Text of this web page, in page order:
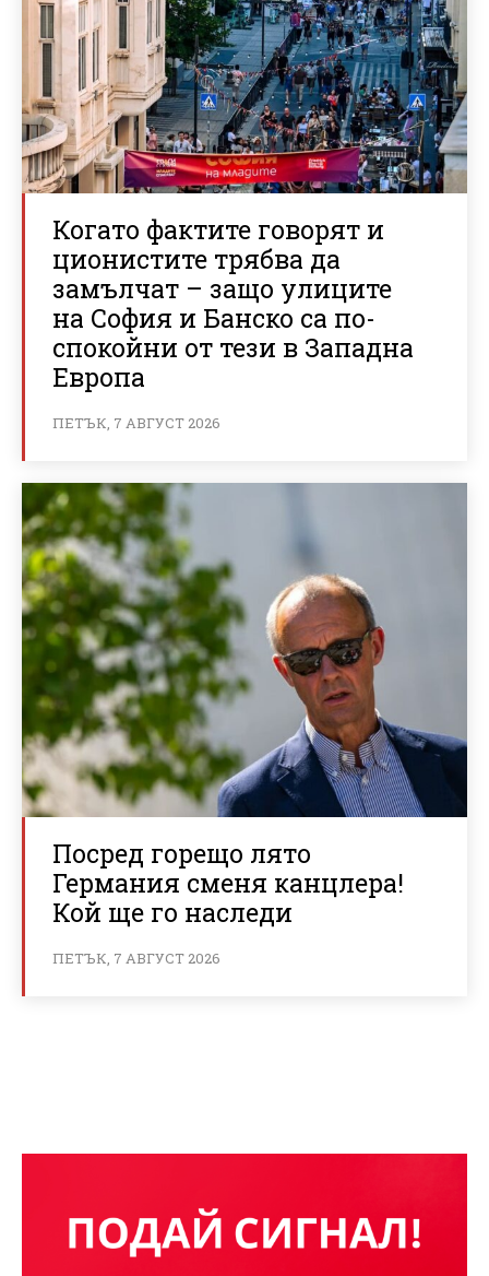
Когато фактите говорят и
ционистите трябва да
замълчат – защо улиците
на София и Банско са по-
спокойни от тези в Западна
Европа
ПЕТЪК, 7 АВГУСТ 2026
Посред горещо лято
Германия сменя канцлера!
Кой ще го наследи
ПЕТЪК, 7 АВГУСТ 2026